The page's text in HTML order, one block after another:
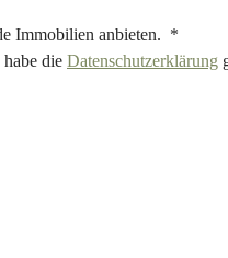
Immobilien anbieten. *
die Datenschutzerklärung